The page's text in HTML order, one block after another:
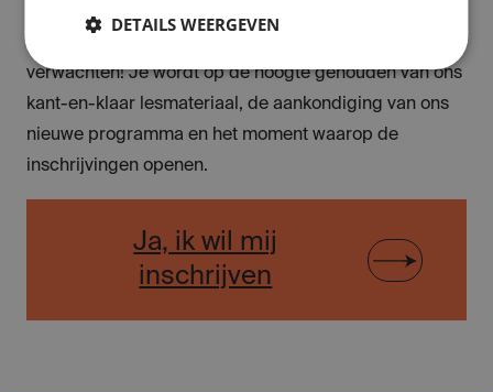
Zo’n paar keer per jaar kan je nieuws van ons
verwachten! Je wordt op de hoogte gehouden van ons
kant-en-klaar lesmateriaal, de aankondiging van ons
nieuwe programma en het moment waarop de
inschrijvingen openen.
Ja, ik wil mij
inschrijven
DETAILS WEERGEVEN